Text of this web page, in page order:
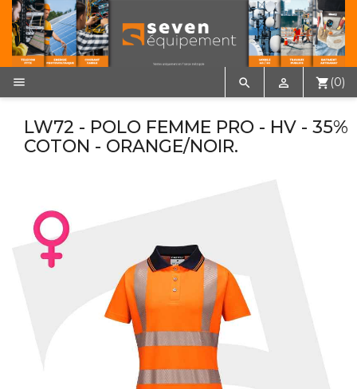
   shopping_cart (0)
LW72 - POLO FEMME PRO - HV - 35%
COTON - ORANGE/NOIR.